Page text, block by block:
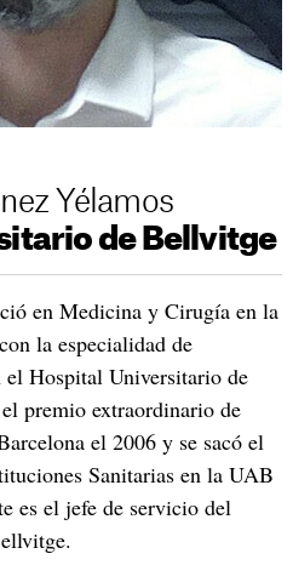
Yélamos
de Bellvitge
en Medicina y Cirugía en la
la especialidad de
Hospital Universitario de
premio extraordinario de
el 2006 y se sacó el
Sanitarias en la UAB
es el jefe de servicio del